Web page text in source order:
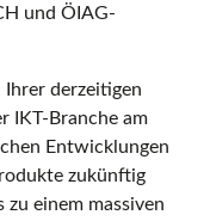
und ÖIAG-
Ihrer derzeitigen
IKT-Branche am
Entwicklungen
zukünftig
einem massiven